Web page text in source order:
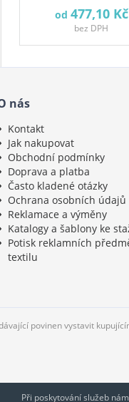
od 477,10 Kč
bez DPH
nás
Kontakt
Jak nakupovat
Obchodní podmínky
Doprava a platba
Často kladené otázky
Ochrana osobních údajů
Reklamace a výměny
Katalogy a šablony ke
Potisk reklamních
textilu
povinen vystavit
Při poskytování služeb